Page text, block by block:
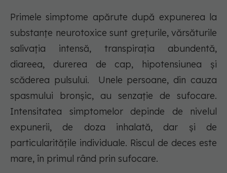
Primele simptome apărute după expunerea la
substanțe neurotoxice sunt grețurile, vărsăturile
salivația intensă, transpirația abundentă,
diareea, durerea de cap, hipotensiunea și
scăderea pulsului. Unele persoane, din cauza
spasmului bronșic, au senzație de sufocare.
Intensitatea simptomelor depinde de nivelul
expunerii, de doza inhalată, dar și de
particularitățile individuale. Riscul de deces este
mare, în primul rând prin sufocare.